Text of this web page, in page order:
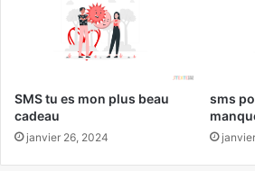
SMS tu es mon plus beau
cadeau
janvier 26, 2024
sms